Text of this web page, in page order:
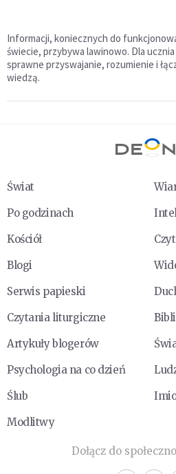
Informacji, koniecznych do
świecie, przybywa lawinowo. Dla
sprawne przyswajanie, rozumienie i
wiedzą.
Świat
Po godzinach
Kościół
Blogi
Serwis papieski
Czytania liturgiczne
Artykuły blogerów
Psychologia na co dzień
Ślub
Modlitwy
Dołącz do